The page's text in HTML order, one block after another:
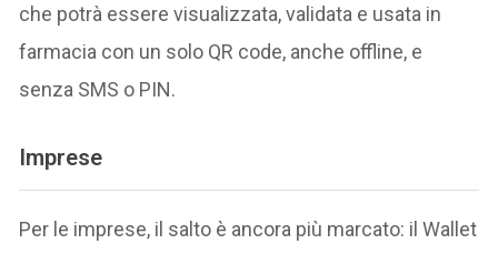
che potrà essere visualizzata, validata e usata in
farmacia con un solo QR code, anche offline, e
senza SMS o PIN.
Imprese
Per le imprese, il salto è ancora più marcato: il Wallet